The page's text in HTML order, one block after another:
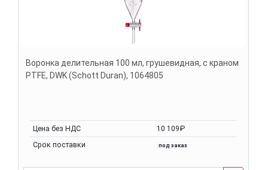
Воронка делительная 100 мл, грушевидная, с краном
PTFE, DWK (Schott Duran), 1064805
Цена без НДС
10 109₽
Срок поставки
под заказ